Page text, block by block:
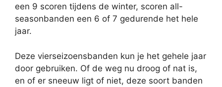
een 9 scoren tijdens de winter, scoren all-
seasonbanden een 6 of 7 gedurende het hele
jaar.
Deze vierseizoensbanden kun je het gehele jaar
door gebruiken. Of de weg nu droog of nat is,
en of er sneeuw ligt of niet, deze soort banden